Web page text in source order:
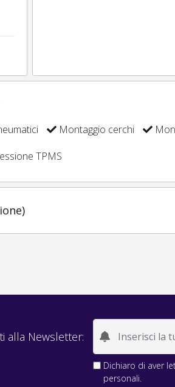
Montaggio cerchi
TPMS
alla Newsletter:
Dichiaro di aver
personali.